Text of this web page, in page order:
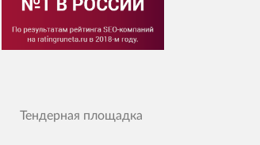
Тендерная площадка